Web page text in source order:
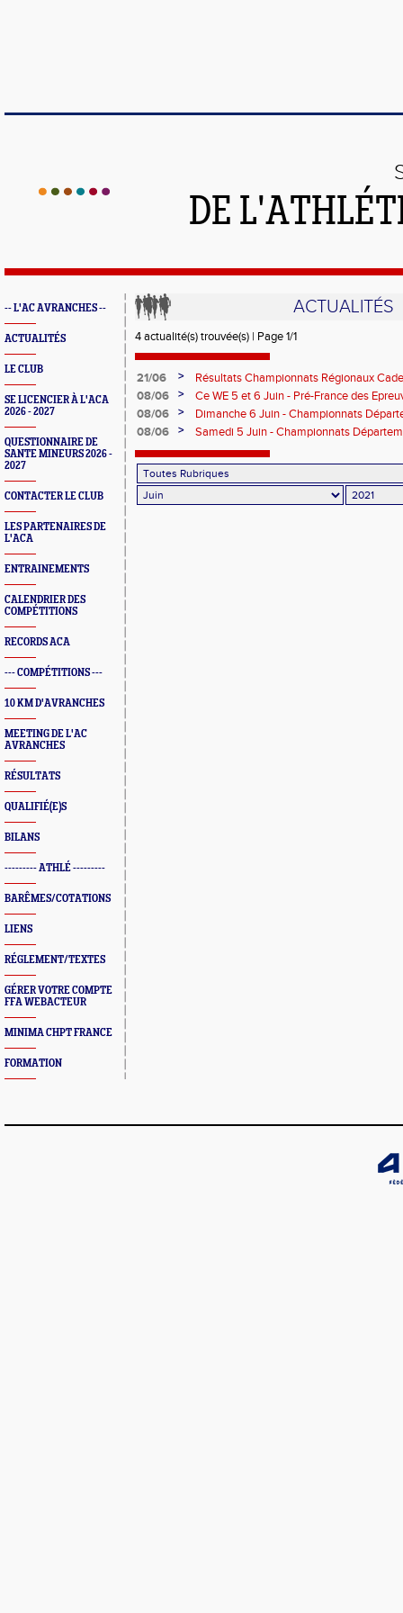
DE
-- L'AC AVRANCHES --
ACTUALITÉS
LE CLUB
SE LICENCIER À L'ACA
2026 - 2027
QUESTIONNAIRE DE
SANTE MINEURS 2026 -
2027
CONTACTER LE CLUB
LES PARTENAIRES DE
L'ACA
ENTRAINEMENTS
CALENDRIER DES
COMPÉTITIONS
RECORDS ACA
--- COMPÉTITIONS ---
10 KM D'AVRANCHES
MEETING DE L'AC
AVRANCHES
RÉSULTATS
QUALIFIÉ(E)S
BILANS
--------- ATHLÉ ---------
BARÊMES/COTATIONS
LIENS
RÉGLEMENT/TEXTES
GÉRER VOTRE COMPTE
FFA WEBACTEUR
MINIMA CHPT FRANCE
FORMATION
ACTUALITÉS
4 actualité(s) trouvée(s) | Page 1/1
21/06 >
Résultats Championnats Régionaux
08/06
>
Ce WE 5 et 6 Juin - Pré-France des
Laval
08/06 >
Dimanche 6 Juin - Championnats
Saint Lô CJESM
08/06 >
Samedi 5 Juin - Championnats